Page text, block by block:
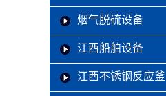
烟气脱硫设备
江西船舶设备
江西不锈钢反应釜